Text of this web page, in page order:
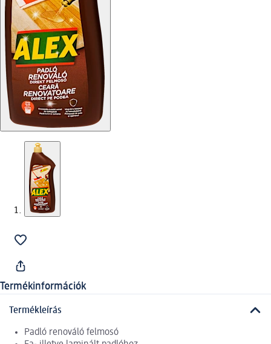
Termékinformációk
Termékleírás
Padló renováló felmosó